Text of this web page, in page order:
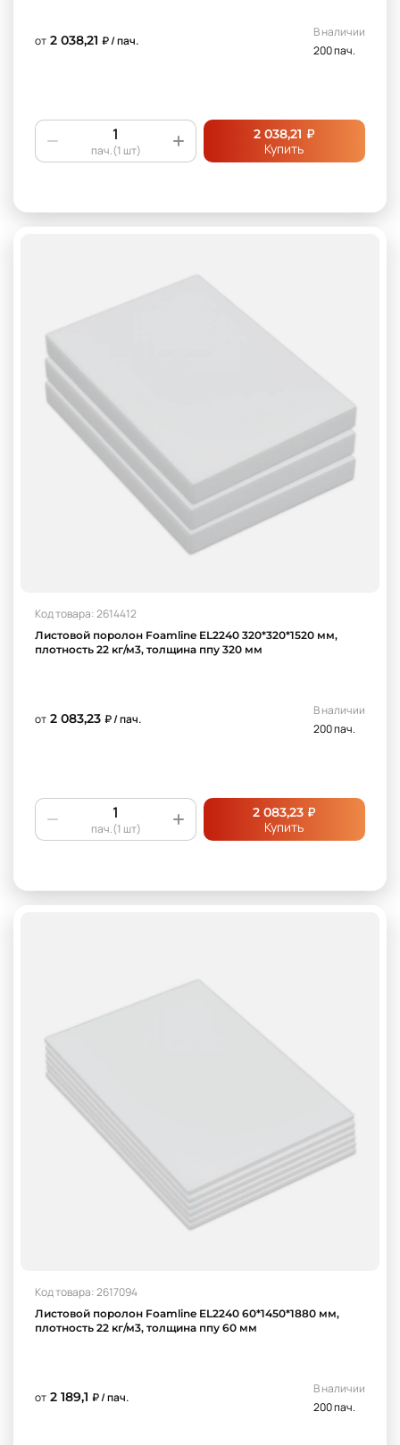
от 2 038,21 ₽ / пач.
В наличии
200 пач.
пач.(1 шт)
2 038,21 ₽
Купить
Код товара: 2614412
Листовой поролон Foamline EL2240 320*320*1520 мм,
плотность 22 кг/м3, толщина ппу 320 мм
от 2 083,23 ₽ / пач.
В наличии
200 пач.
пач.(1 шт)
2 083,23 ₽
Купить
Код товара: 2617094
Листовой поролон Foamline EL2240 60*1450*1880 мм,
плотность 22 кг/м3, толщина ппу 60 мм
от 2 189,1 ₽ / пач.
В наличии
200 пач.